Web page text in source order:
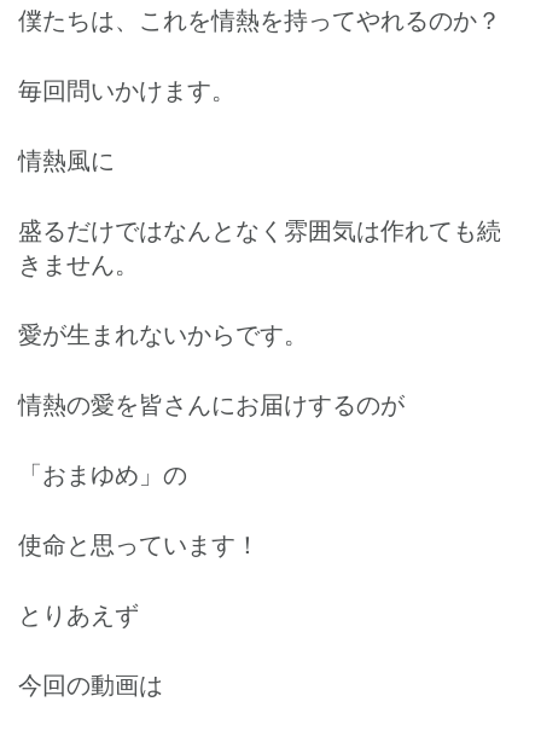
僕たちは、これを情熱を持ってやれるのか？
毎回問いかけます。
情熱風に
盛るだけではなんとなく雰囲気は作れても続
きません。
愛が生まれないからです。
情熱の愛を皆さんにお届けするのが
「おまゆめ」の
使命と思っています！
とりあえず
今回の動画は